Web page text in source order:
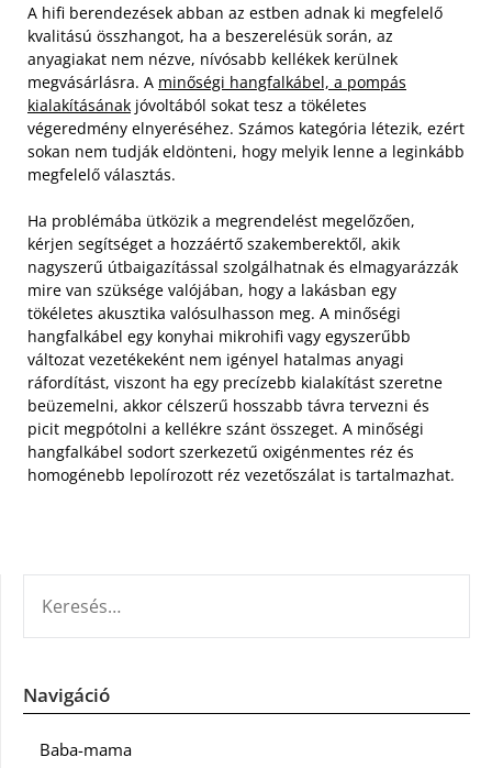
A hifi berendezések abban az estben adnak ki megfelelő
kvalitású összhangot, ha a beszerelésük során, az
anyagiakat nem nézve, nívósabb kellékek kerülnek
megvásárlásra. A minőségi hangfalkábel, a pompás
kialakításának jóvoltából sokat tesz a tökéletes
végeredmény elnyeréséhez. Számos kategória létezik, ezért
sokan nem tudják eldönteni, hogy melyik lenne a leginkább
megfelelő választás.
Ha problémába ütközik a megrendelést megelőzően,
kérjen segítséget a hozzáértő szakemberektől, akik
nagyszerű útbaigazítással szolgálhatnak és elmagyarázzák
mire van szüksége valójában, hogy a lakásban egy
tökéletes akusztika valósulhasson meg. A minőségi
hangfalkábel egy konyhai mikrohifi vagy egyszerűbb
változat vezetékeként nem igényel hatalmas anyagi
ráfordítást, viszont ha egy precízebb kialakítást szeretne
beüzemelni, akkor célszerű hosszabb távra tervezni és
picit megpótolni a kellékre szánt összeget. A minőségi
hangfalkábel sodort szerkezetű oxigénmentes réz és
homogénebb lepolírozott réz vezetőszálat is tartalmazhat.
Navigáció
Baba-mama